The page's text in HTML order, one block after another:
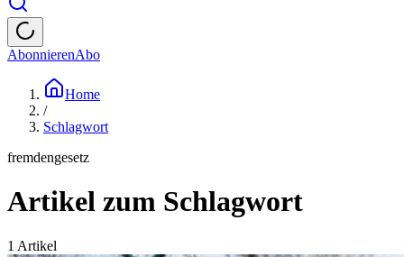
AbonnierenAbo
Home
/
Schlagwort
fremdengesetz
Artikel zum Schlagwort
1 Artikel